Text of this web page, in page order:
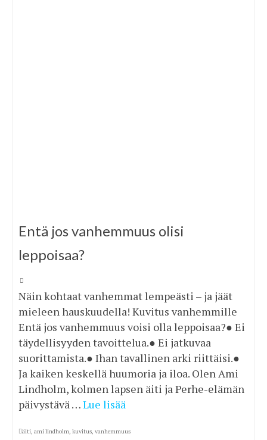
Entä jos vanhemmuus olisi
leppoisaa?
Näin kohtaat vanhemmat lempeästi – ja jäät
mieleen hauskuudella! Kuvitus vanhemmille
Entä jos vanhemmuus voisi olla leppoisaa?● Ei
täydellisyyden tavoittelua.● Ei jatkuvaa
suorittamista.● Ihan tavallinen arki riittäisi.●
Ja kaiken keskellä huumoria ja iloa. Olen Ami
Lindholm, kolmen lapsen äiti ja Perhe-elämän
päivystävä …Lue lisää
äiti, ami lindholm, kuvitus, vanhemmuus